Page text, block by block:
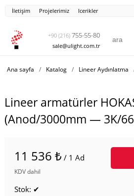
İletişim Projelerimiz Icerikler
+90 (216) 755-55-80
sale@ulight.com.tr
Ana sayfa / Katalog / Lineer Aydınlatma
Lineer armatürler
(Anod/3000mm — 3K/
11 536 ₺ / 1 Ad
KDV dahil
Stok: ✔